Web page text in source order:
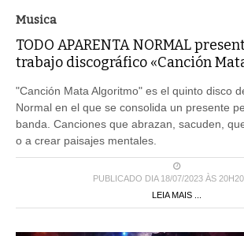
Musica
TODO APARENTA NORMAL
trabajo discográfico «Canción
"Canción Mata Algoritmo" es el quinto disco
Normal en el que se consolida un presente
banda. Canciones que abrazan, sacuden,
o a crear paisajes mentales.
PUBLICADO DIA 18/07/2023 ÀS
LEIA MAIS ...